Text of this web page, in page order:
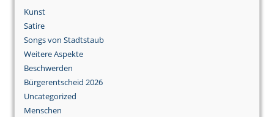
Kunst
Satire
Songs von Stadtstaub
Weitere Aspekte
Beschwerden
Bürgerentscheid 2026
Uncategorized
Menschen